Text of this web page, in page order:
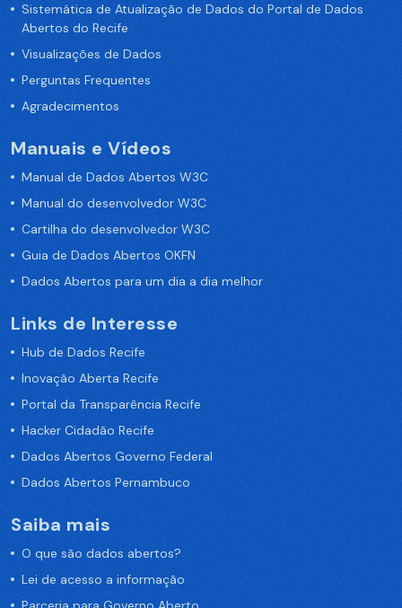
Sistemática de Atualização de Dados do Portal de Dados
Abertos do Recife
Visualizações de Dados
Perguntas Frequentes
Agradecimentos
Manuais e Vídeos
Manual de Dados Abertos W3C
Manual do desenvolvedor W3C
Cartilha do desenvolvedor W3C
Guia de Dados Abertos OKFN
Dados Abertos para um dia a dia melhor
Links de Interesse
Hub de Dados Recife
Inovação Aberta Recife
Portal da Transparência Recife
Hacker Cidadão Recife
Dados Abertos Governo Federal
Dados Abertos Pernambuco
Saiba mais
O que são dados abertos?
Lei de acesso a informação